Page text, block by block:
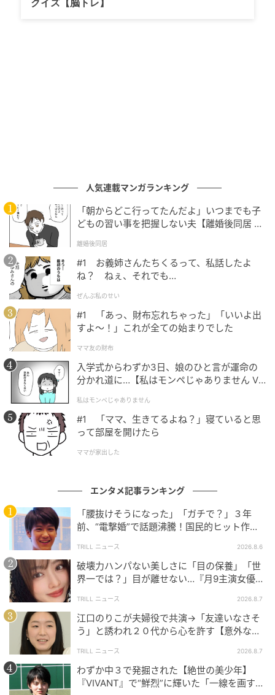
小しているとすれば、ハリウッドの構造的な課題を照
クイズ【脳トレ】
人気連載マンガランキング
「朝からどこ行ってたんだよ」いつまでも子
どもの習い事を把握しない夫【離婚後同居 Vo
離婚後同居
#1 お義姉さんたちくるって、私話したよ
ね？ ねぇ、それでも…
ぜんぶ私のせい
#1 「あっ、財布忘れちゃった」「いいよ出
すよ〜！」これが全ての始まりでした
ママ友の財布
入学式からわずか3日、娘のひと言が運命の
分かれ道に…【私はモンペじゃありません Vo
私はモンペじゃありません
#1 「ママ、生きてるよね？」寝ていると思
って部屋を開けたら
ママが家出した
エンタメ記事ランキング
「腰抜けそうになった」「ガチで？」３年
前、“電撃婚”で話題沸騰！国民的ヒット作
TRILL ニュース 2026.8.6
破壊力ハンパない美しさに「目の保養」「世
界一では？」目が離せない…『月9主演女優
TRILL ニュース 2026.8.7
江口のりこが夫婦役で共演→「友達いなさそ
う」と誘われ２０代から心を許す【意外な親
TRILL ニュース 2026.8.7
わずか中３で発掘された【絶世の美少年】
『VIVANT』で“鮮烈”に輝いた「一線を画す」